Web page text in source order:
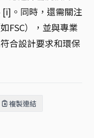
。同時，還需關注
FSC），並與專業
合設計要求和環保
複製連結